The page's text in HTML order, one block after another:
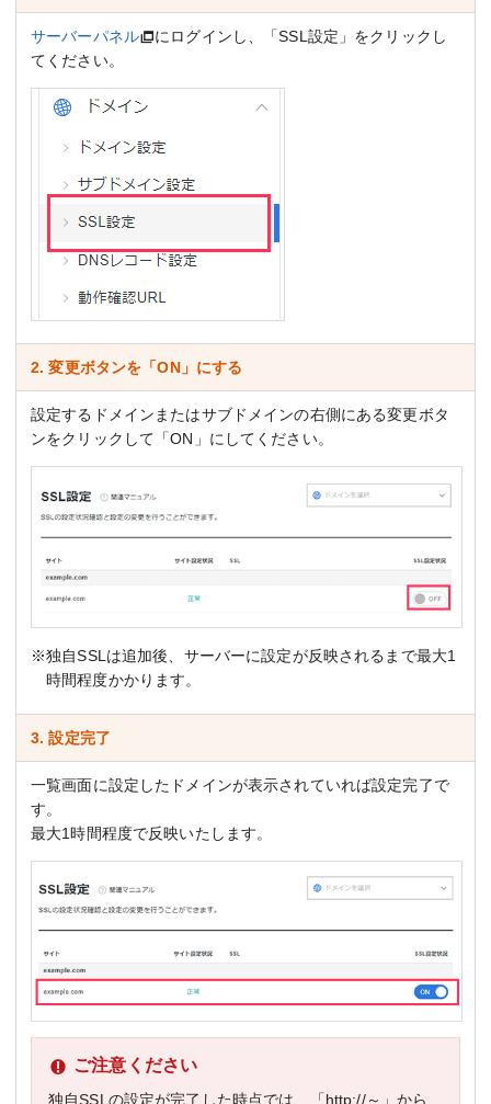
サーバーパネル
にログインし、「SSL設定」をクリックし
てください。
2. 変更ボタンを「ON」にする
設定するドメインまたはサブドメインの右側にある変更ボタ
ンをクリックして「ON」にしてください。
※独自SSLは追加後、サーバーに設定が反映されるまで最大1
時間程度かかります。
3. 設定完了
一覧画面に設定したドメインが表示されていれば設定完了で
す。
最大1時間程度で反映いたします。
ご注意ください
独自SSLの設定が完了した時点では、「http://～」から